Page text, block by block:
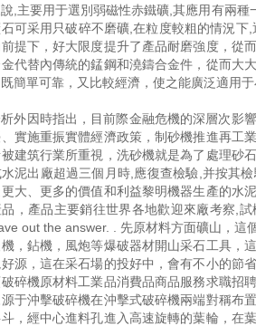
,主要用于選別弱磁性赤鐵礦,其應用有兩
可采用只破碎不磨礦,在粒度較粗的情況
提下，好大限度提升了產品耐磨強度，從
代替內傳統的錳鋼和澆鑄合金件，從而大
簡單可靠，又比較經濟，使之能廣泛適用
外因時指出，目前際金融危機的深層次影
實施重振實體經濟政策，制砂機推進再工
建筑行業所重視，洗砂機就是為了處理砂
泥出廠超過三個月時,應復查檢驗,并按其
大、更多的價值和利益黎明機器生產的水
，產品主要銷往世界各地歡迎來廠考察,
out the answer. . 先原材料方面礦山，這
，鉆機，風炮等爆破器材開山采石工具，
好源，這在采石場的投好中，會有不小的節
碎機原材料工業品消費品商品服務求職招
于沖擊破碎機在沖擊式破碎機兩端對稱布
，經中心進料孔進入高速旋轉的葉輪，在